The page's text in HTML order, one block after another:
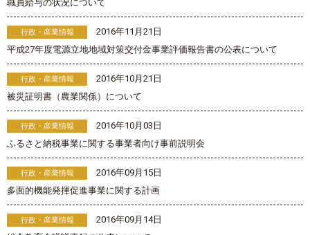
職員給与の状況について
行政・産業情報
2016年11月21日
平成27年度電源立地地域対策交付金事業評価報告書の公表について
行政・産業情報
2016年10月21日
被災証明書（農業関係）について
行政・産業情報
2016年10月03日
ふるさと納税事業に関する事業者向け事前説明会
行政・産業情報
2016年09月15日
多面的機能発揮促進事業に関する計画
行政・産業情報
2016年09月14日